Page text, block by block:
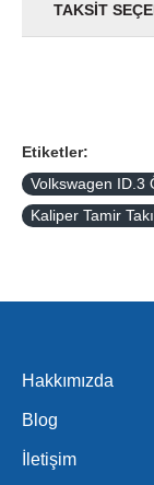
TAKSIT
Etiketler:
Volkswagen ID.3
Kaliper Tamir
Hakkımızda
Blog
İletişim